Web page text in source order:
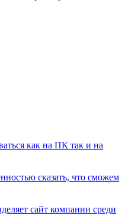
как на ПК так и на
сказать, что сможем
сайт компании среди